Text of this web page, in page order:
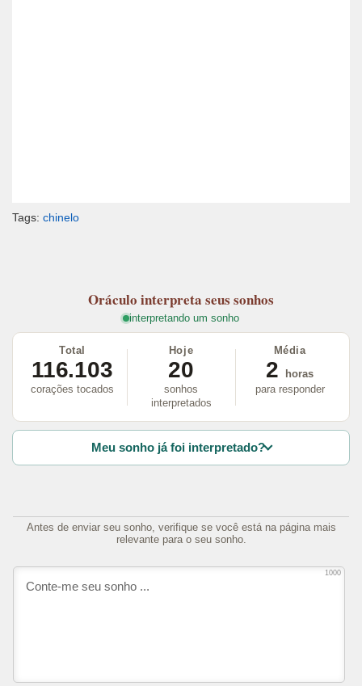
Tags: chinelo
Oráculo interpreta seus sonhos
interpretando um sonho
Total
116.103
corações tocados
Hoje
20
sonhos
interpretados
Média
2
horas
para responder
Meu sonho já foi interpretado?
Antes de enviar seu sonho, verifique se você está na página mais
relevante para o seu sonho.
1000